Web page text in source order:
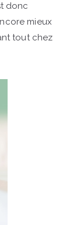
donc
mieux
tout chez